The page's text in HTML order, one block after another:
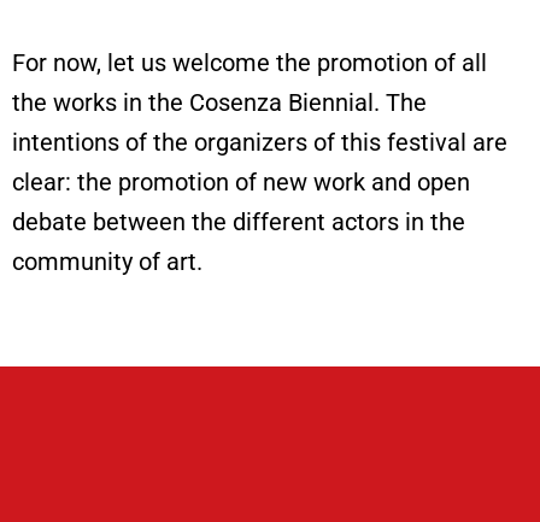
For now, let us welcome the promotion of all
the works in the Cosenza Biennial. The
intentions of the organizers of this festival are
clear: the promotion of new work and open
debate between the different actors in the
community of art.